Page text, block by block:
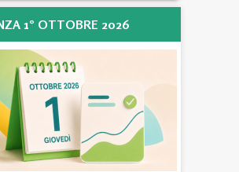
1° OTTOBRE 2026